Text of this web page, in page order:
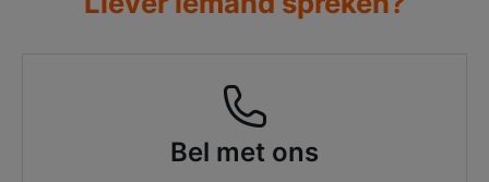
Bel met ons